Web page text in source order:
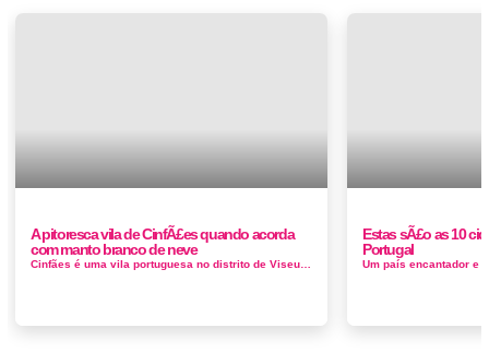
A pitoresca vila de CinfÃ£es quando acorda
com manto branco de neve
Estas sÃ£o as 10
Portugal